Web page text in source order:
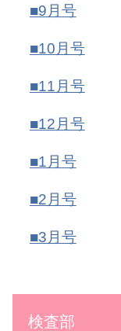
■9月号
■10月号
■11月号
■12月号
■1月号
■2月号
■3月号
検査部